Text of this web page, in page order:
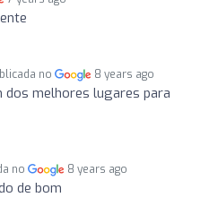
no 8 years ago
dos melhores lugares para
no 8 years ago
de bom